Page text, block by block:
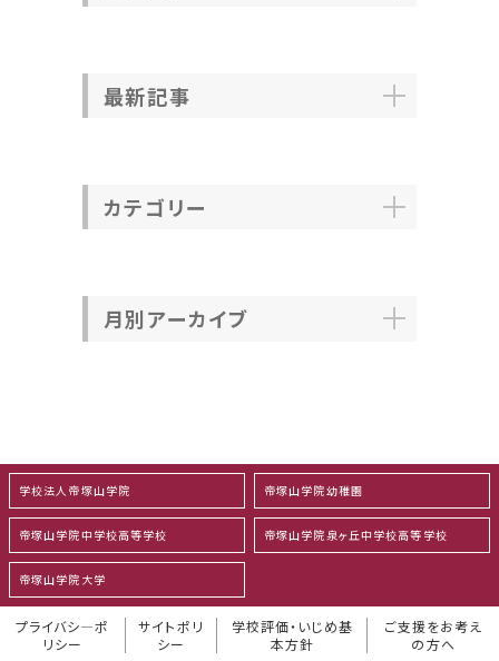
最新記事
カテゴリー
月別アーカイブ
学校法人帝塚山学院 帝塚山学院幼稚園
帝塚山学院中学校高等学校 帝塚山学院泉ヶ丘中学校高等学校
帝塚山学院大学
プライバシ―ポ
リシー
サイトポリ
シー
学校評価・いじめ基
本方針
ご支援をお考え
の方へ